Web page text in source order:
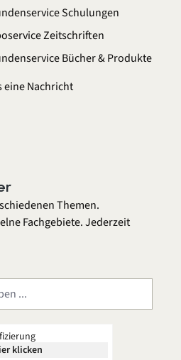
Schulungen
Zeitschriften
Bücher & Produkte
eineNachricht
Themen.
Fachgebiete. Jederzeit
klicken